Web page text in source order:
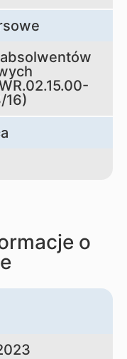
16)
o